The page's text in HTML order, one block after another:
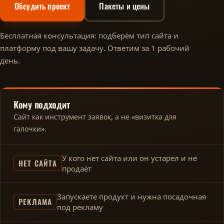
Обсудить проект Пакеты и цены
Бесплатная консультация: подберём тип сайта и
платформу под вашу задачу. Ответим за 1 рабочий
день.
Кому подходит
Сайт как инструмент заявок, а не «визитка для
галочки».
НЕТ САЙТА У кого нет сайта или он устарел и не
продаёт
РЕКЛАМА Запускаете продукт и нужна посадочная
под рекламу